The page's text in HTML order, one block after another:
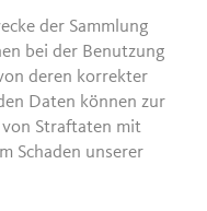
der Sammlung
bei der Benutzung
deren korrekter
Daten können zur
von Straftaten mit
Schaden unserer